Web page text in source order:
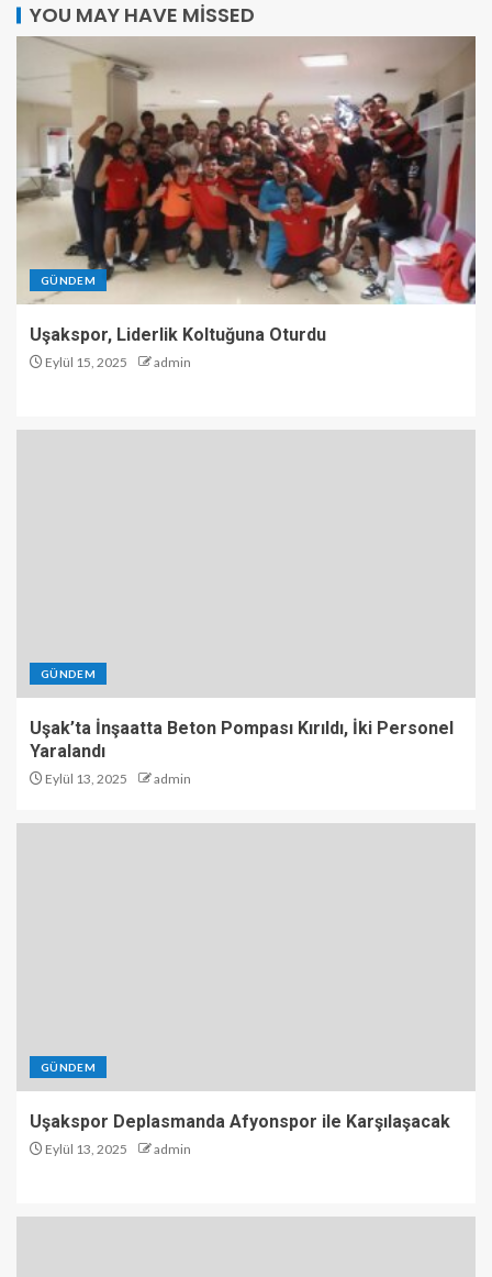
YOU MAY HAVE MISSED
GÜNDEM
Uşakspor, Liderlik Koltuğuna Oturdu
Eylül 15, 2025 admin
GÜNDEM
Uşak’ta İnşaatta Beton Pompası Kırıldı, İki Personel
Yaralandı
Eylül 13, 2025 admin
GÜNDEM
Uşakspor Deplasmanda Afyonspor ile Karşılaşacak
Eylül 13, 2025 admin